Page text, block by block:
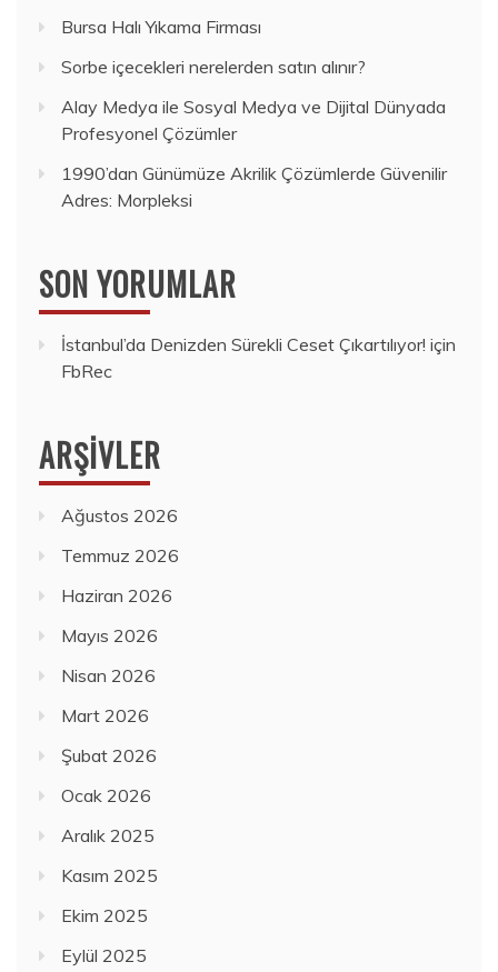
Bursa Halı Yıkama Firması
Sorbe içecekleri nerelerden satın alınır?
Alay Medya ile Sosyal Medya ve Dijital Dünyada
Profesyonel Çözümler
1990’dan Günümüze Akrilik Çözümlerde Güvenilir
Adres: Morpleksi
SON YORUMLAR
İstanbul’da Denizden Sürekli Ceset Çıkartılıyor! için
FbRec
ARŞIVLER
Ağustos 2026
Temmuz 2026
Haziran 2026
Mayıs 2026
Nisan 2026
Mart 2026
Şubat 2026
Ocak 2026
Aralık 2025
Kasım 2025
Ekim 2025
Eylül 2025